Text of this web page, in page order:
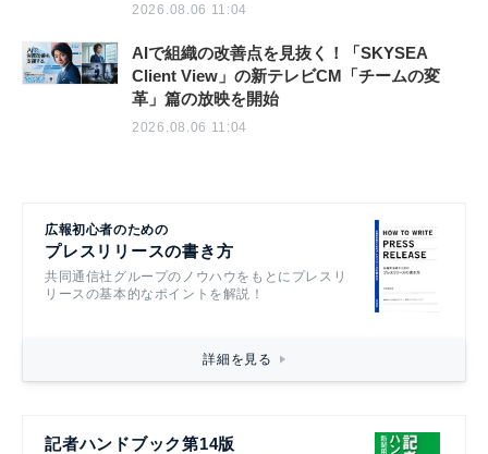
2026.08.06 11:04
AIで組織の改善点を見抜く！「SKYSEA
Client View」の新テレビCM「チームの変
革」篇の放映を開始
2026.08.06 11:04
広報初心者のための
プレスリリースの書き方
共同通信社グループのノウハウをもとにプレスリ
リースの基本的なポイントを解説！
詳細を見る
記者ハンドブック第14版